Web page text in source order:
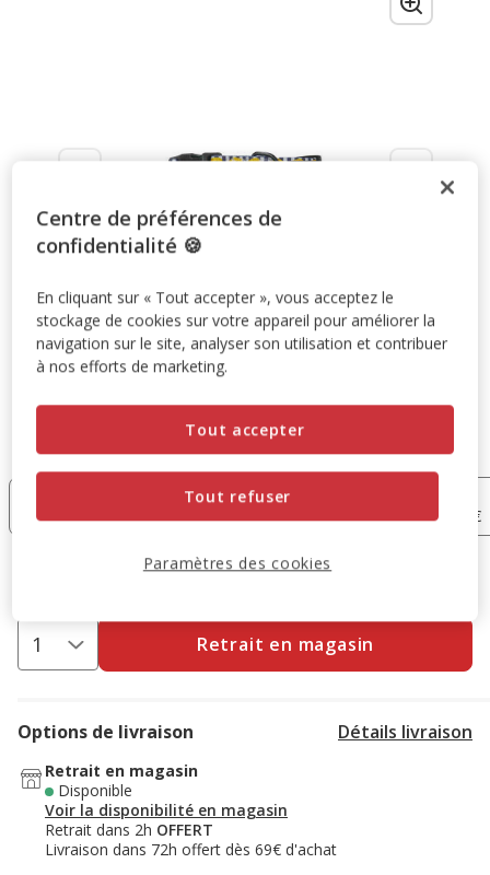
13.99€
14.99€
15.99€
15.99€
Retrait en magasin
Options de livraison Détails livraison
Retrait en magasin
Disponible
Voir la disponibilité en magasin
Retrait dans 2h OFFERT
Livraison dans 72h offert dès 69€ d'achat
Centre de préférences de
confidentialité 🍪
En cliquant sur « Tout accepter », vous acceptez le
stockage de cookies sur votre appareil pour améliorer la
navigation sur le site, analyser son utilisation et contribuer
à nos efforts de marketing.
Tout refuser
Tout accepter
Paramètres des cookies